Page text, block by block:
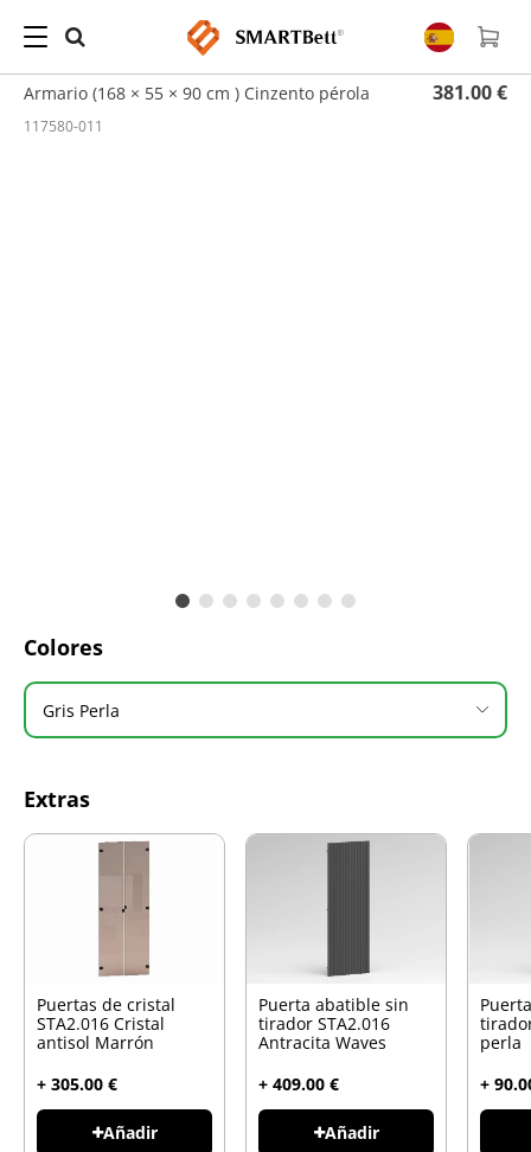
Hogar Armarios / Armario (168 × 55 × 90 cm ) Cinzento pérola
Armario (168 × 55 × 90 cm ) Cinzento pérola 381.00 €
117580-011
Colores
Gris Perla
Extras
Puertas de cristal
STA2.016 Cristal
antisol Marrón
+ 305.00 €
Añadir
Puerta abatible sin
tirador STA2.016
Antracita Waves
+ 409.00 €
Añadir
perla
+